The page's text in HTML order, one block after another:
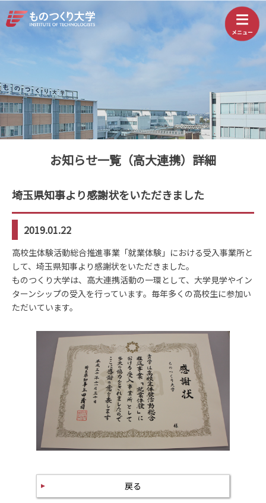
お知らせ一覧（高大連携）詳細
埼玉県知事より感謝状をいただきました
2019.01.22
高校生体験活動総合推進事業「就業体験」における受入事業所と
して、埼玉県知事より感謝状をいただきました。
ものつくり大学は、高大連携活動の一環として、大学見学やイン
ターンシップの受入を行っています。毎年多くの高校生に参加い
ただいています。
戻る